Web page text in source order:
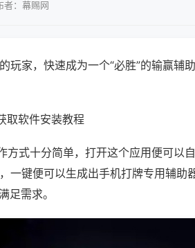
者：幕赐网
玩家，快速成为一个“必胜”的输赢辅
取软件安装教程
方式十分简单，打开这个应用便可以
一键便可以生成出手机打牌专用辅助
足需求。